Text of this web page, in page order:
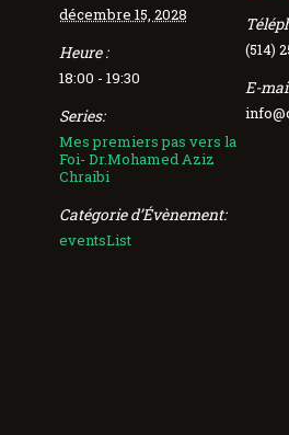
décembre 15, 2028
Heure :
18:00 - 19:30
Series:
Mes premiers pas vers la
Foi- Dr.Mohamed Aziz
Chraibi
Catégorie d’Évènement:
eventsList
(514)
E-